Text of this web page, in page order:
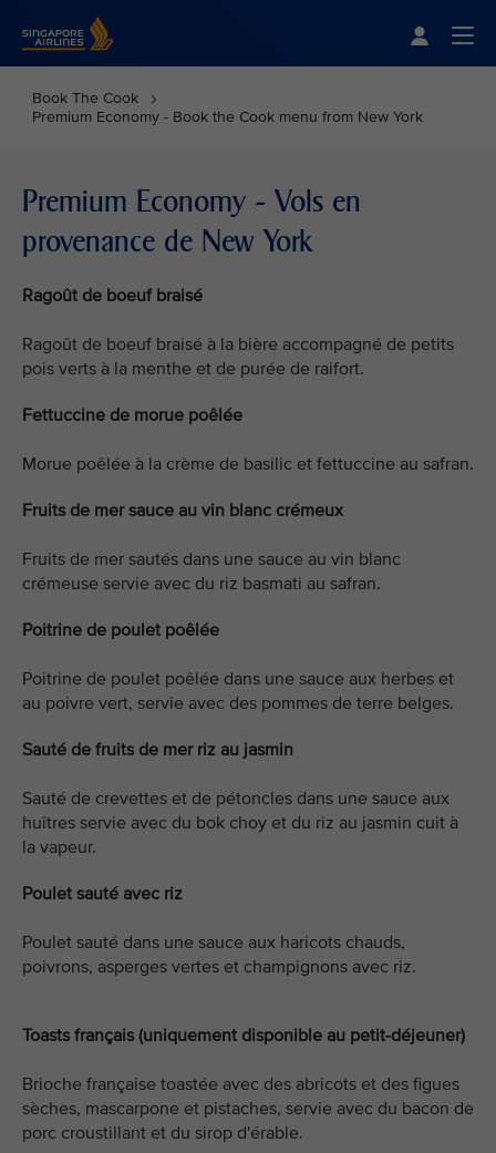
Book The Cook
Premium Economy - Book the Cook menu from New York
Premium Economy - Vols en
provenance de New York
Ragoût de boeuf braisé
Ragoût de boeuf braisé à la bière accompagné de petits
pois verts à la menthe et de purée de raifort.
Fettuccine de morue poêlée
Morue poêlée à la crème de basilic et fettuccine au safran.
Fruits de mer sauce au vin blanc crémeux
Fruits de mer sautés dans une sauce au vin blanc
crémeuse servie avec du riz basmati au safran.
Poitrine de poulet poêlée
Poitrine de poulet poêlée dans une sauce aux herbes et
au poivre vert, servie avec des pommes de terre belges.
Sauté de fruits de mer riz au jasmin
Sauté de crevettes et de pétoncles dans une sauce aux
huîtres servie avec du bok choy et du riz au jasmin cuit à
la vapeur.
Poulet sauté avec riz
Poulet sauté dans une sauce aux haricots chauds,
poivrons, asperges vertes et champignons avec riz.
Toasts français (uniquement disponible au petit-déjeuner)
Brioche française toastée avec des abricots et des figues
sèches, mascarpone et pistaches, servie avec du bacon de
porc croustillant et du sirop d'érable.